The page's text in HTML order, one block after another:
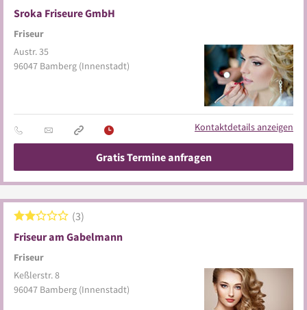
Sroka Friseure GmbH
Friseur
Austr. 35
96047 Bamberg (Innenstadt)
Kontaktdetails anzeigen
Gratis Termine anfragen
Friseur am Gabelmann
Friseur
3
Keßlerstr. 8
96047 Bamberg (Innenstadt)